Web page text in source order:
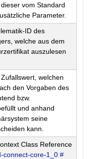
vom Standard
Parameter.
ID des
welche aus dem
auszulesen
welchen
den Vorgaben des
bzw.
und anhand
seine
kann.
Class Reference
connect-core-1_0 #